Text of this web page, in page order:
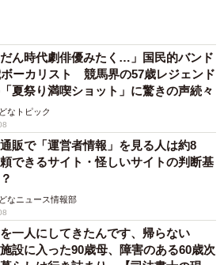
だん時代劇俳優みたく…」国民的バンド
ーカリスト 競馬界の57歳レジェンド
夏祭り満喫ショット」に驚きの声続々
なトピック
販で「運営者情報」を見る人は約8
できるサイト・怪しいサイトの判断基
なニュース情報部
を一人にしてきたんです、帰らない
設に入った90歳母、障害のある60歳次